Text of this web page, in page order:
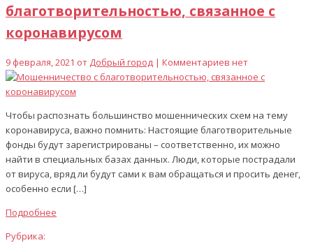
благотворительностью, связанное с
коронавирусом
9 февраля, 2021 от Добрый город | Комментариев нет
Чтобы распознать большинство мошеннических схем на тему
коронавируса, важно помнить: Настоящие благотворительные
фонды будут зарегистрированы – соответственно, их можно
найти в специальных базах данных. Люди, которые пострадали
от вируса, вряд ли будут сами к вам обращаться и просить денег,
особенно если […]
Подробнее
Рубрика: